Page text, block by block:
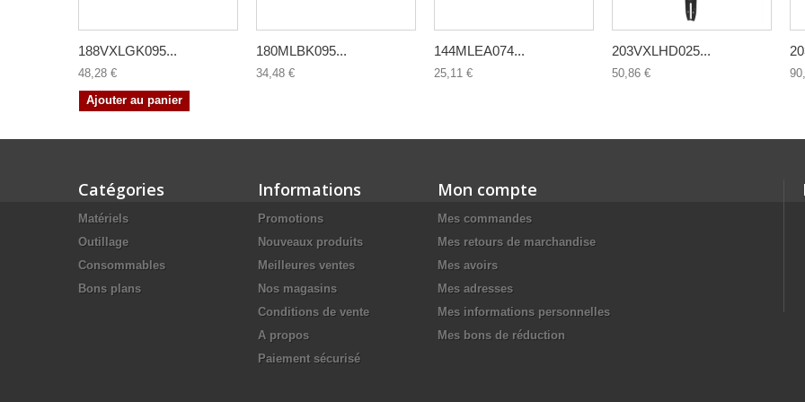
188VXLGK095...
48,28 €
Ajouter au panier
180MLBK095...
34,48 €
144MLEA074...
25,11 €
203VXLHD025...
50,86 €
Catégories
Matériels
Outillage
Consommables
Bons plans
Informations
Promotions
Nouveaux produits
Meilleures ventes
Nos magasins
Conditions de vente
A propos
Paiement sécurisé
Mon compte
Mes commandes
Mes retours de marchandise
Mes avoirs
Mes adresses
Mes informations personnelles
Mes bons de réduction